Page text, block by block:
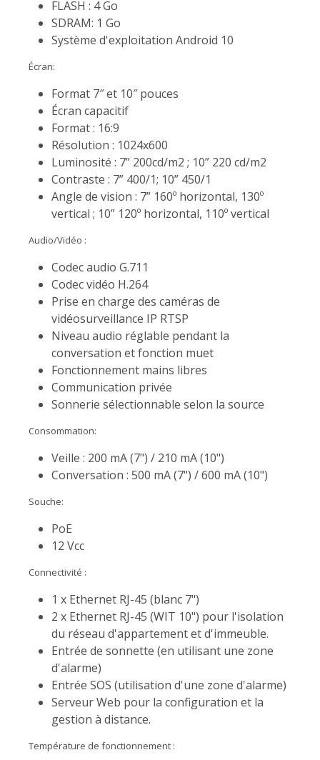
FLASH : 4 Go
SDRAM: 1 Go
Système d'exploitation Android 10
Écran:
Format 7″ et 10″ pouces
Écran capacitif
Format : 16:9
Résolution : 1024x600
Luminosité : 7” 200cd/m2 ; 10” 220 cd/m2
Contraste : 7” 400/1; 10” 450/1
Angle de vision : 7” 160º horizontal, 130º
vertical ; 10” 120º horizontal, 110º vertical
Audio/Vidéo :
Codec audio G.711
Codec vidéo H.264
Prise en charge des caméras de
vidéosurveillance IP RTSP
Niveau audio réglable pendant la
conversation et fonction muet
Fonctionnement mains libres
Communication privée
Sonnerie sélectionnable selon la source
Consommation:
Veille : 200 mA (7") / 210 mA (10")
Conversation : 500 mA (7") / 600 mA (10")
Souche:
PoE
12 Vcc
Connectivité :
1 x Ethernet RJ-45 (blanc 7")
2 x Ethernet RJ-45 (WIT 10") pour l'isolation
du réseau d'appartement et d'immeuble.
Entrée de sonnette (en utilisant une zone
d'alarme)
Entrée SOS (utilisation d'une zone d'alarme)
Serveur Web pour la configuration et la
gestion à distance.
Température de fonctionnement :